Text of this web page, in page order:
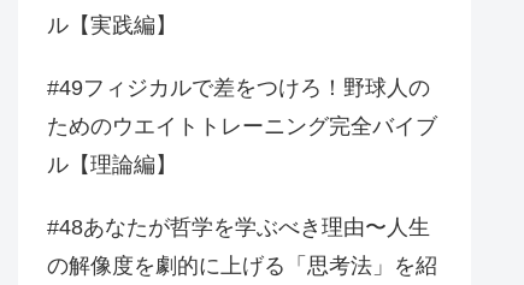
ル【実践編】
#49フィジカルで差をつけろ！野球人の
ためのウエイトトレーニング完全バイブ
ル【理論編】
#48あなたが哲学を学ぶべき理由〜人生
の解像度を劇的に上げる「思考法」を紹